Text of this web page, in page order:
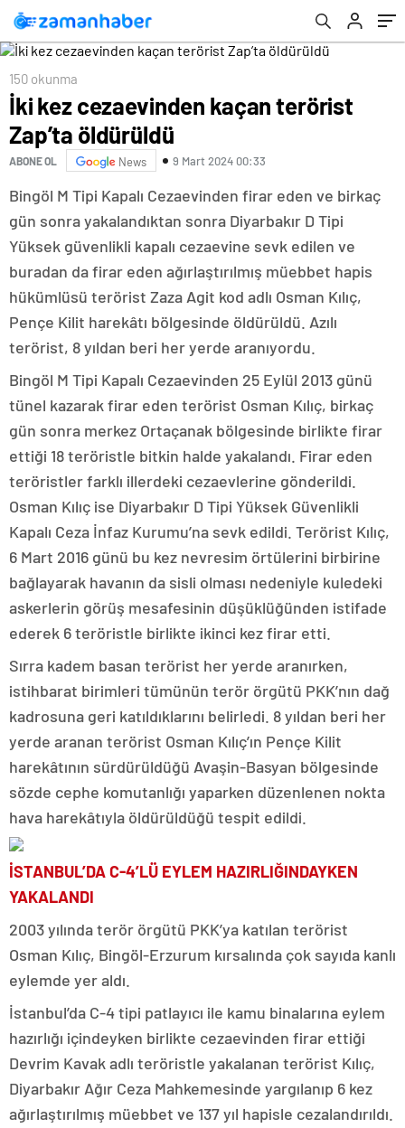
150 okunma
İki kez cezaevinden kaçan terörist
Zap’ta öldürüldü
ABONE OL News 9 Mart 2024 00:33
Bingöl M Tipi Kapalı Cezaevinden firar eden ve birkaç
gün sonra yakalandıktan sonra Diyarbakır D Tipi
Yüksek güvenlikli kapalı cezaevine sevk edilen ve
buradan da firar eden ağırlaştırılmış müebbet hapis
hükümlüsü terörist Zaza Agit kod adlı Osman Kılıç,
Pençe Kilit harekâtı bölgesinde öldürüldü. Azılı
terörist, 8 yıldan beri her yerde aranıyordu.
Bingöl M Tipi Kapalı Cezaevinden 25 Eylül 2013 günü
tünel kazarak firar eden terörist Osman Kılıç, birkaç
gün sonra merkez Ortaçanak bölgesinde birlikte firar
ettiği 18 teröristle bitkin halde yakalandı. Firar eden
teröristler farklı illerdeki cezaevlerine gönderildi.
Osman Kılıç ise Diyarbakır D Tipi Yüksek Güvenlikli
Kapalı Ceza İnfaz Kurumu’na sevk edildi. Terörist Kılıç,
6 Mart 2016 günü bu kez nevresim örtülerini birbirine
bağlayarak havanın da sisli olması nedeniyle kuledeki
askerlerin görüş mesafesinin düşüklüğünden istifade
ederek 6 teröristle birlikte ikinci kez firar etti.
Sırra kadem basan terörist her yerde aranırken,
istihbarat birimleri tümünün terör örgütü PKK’nın dağ
kadrosuna geri katıldıklarını belirledi. 8 yıldan beri her
yerde aranan terörist Osman Kılıç’ın Pençe Kilit
harekâtının sürdürüldüğü Avaşin-Basyan bölgesinde
sözde cephe komutanlığı yaparken düzenlenen nokta
hava harekâtıyla öldürüldüğü tespit edildi.
İSTANBUL’DA C-4’LÜ EYLEM HAZIRLIĞINDAYKEN
YAKALANDI
2003 yılında terör örgütü PKK’ya katılan terörist
Osman Kılıç, Bingöl-Erzurum kırsalında çok sayıda kanlı
eylemde yer aldı.
İstanbul’da C-4 tipi patlayıcı ile kamu binalarına eylem
hazırlığı içindeyken birlikte cezaevinden firar ettiği
Devrim Kavak adlı teröristle yakalanan terörist Kılıç,
Diyarbakır Ağır Ceza Mahkemesinde yargılanıp 6 kez
ağırlaştırılmış müebbet ve 137 yıl hapisle cezalandırıldı.